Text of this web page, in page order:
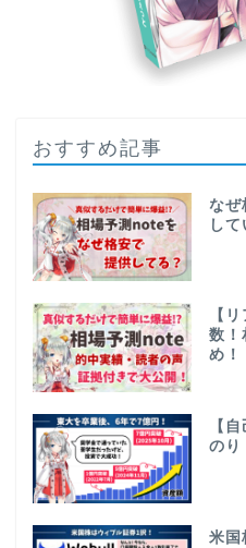
おすすめ記事
な
して
【
数！
め！
【
のり
米国